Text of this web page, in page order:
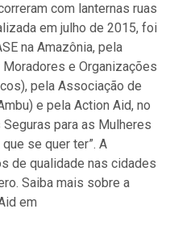
com lanternas ruas
em julho de 2015, foi
na Amazônia, pela
e Organizações
pela Associação de
e pela Action Aid, no
para as Mulheres
se quer ter”. A
de qualidade nas cidades
Saiba mais sobre a
em